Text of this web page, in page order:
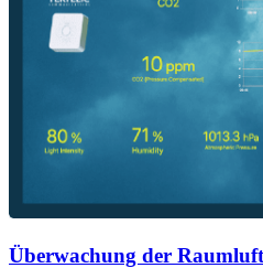
Überwachung der